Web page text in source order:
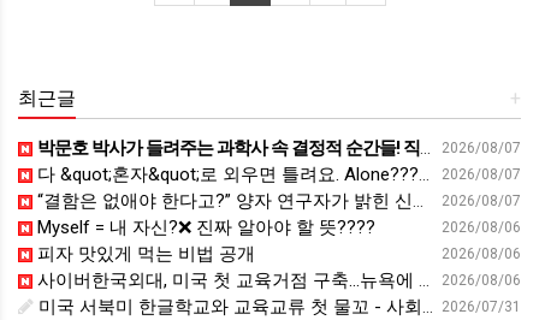
+
최근글
2026/08/07
박문호 박사가 들려주는 과학사 속 결정적 순간들! 직관을 뛰어넘는 과학적 통찰 : 생각하는 청소년을 위한 과학 시리즈 1부(feat.박문호 박사)
2026/08/07
다 &quot;혼자&quot;로 외우면 틀려요. Alone????By myself????On my own
2026/08/07
“결함은 없애야 한다고?” 양자 연구자가 밝힌 신비: 없애려던 흠이 무기가 되는 방법 | 이정현 KIST 양자기술연구단 선임연구원 | 양자 컴퓨터 인생 | 세바시 2121회
2026/08/06
Myself = 내 자신?❌ 진짜 알아야 할 뜻????
2026/08/06
피자 맛있게 먹는 비법 공개
2026/08/06
사이버한국외대, 미국 첫 교육거점 구축…뉴욕에 미주글로벌센터 개소 - 재외동포신문
2026/07/31
미국 서북미 한글학교와 교육교류 첫 물꼬 - 사회적경제뉴스